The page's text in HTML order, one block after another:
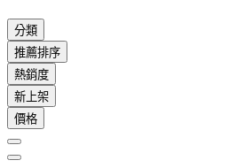
分類
推薦排序
熱銷度
新上架
價格